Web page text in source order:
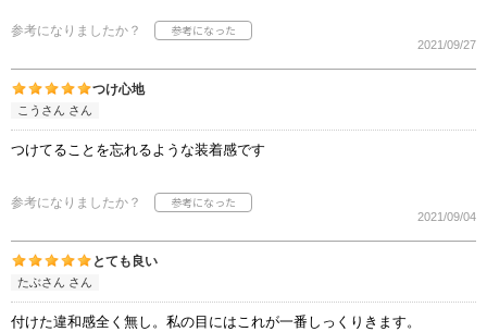
参考になりましたか？
2021/09/27
つけ心地
こうさん さん
つけてることを忘れるような装着感です
参考になりましたか？
2021/09/04
とても良い
たぶさん さん
付けた違和感全く無し。私の目にはこれが一番しっくりきます。